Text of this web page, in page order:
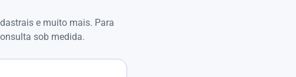
e muito mais. Para
sob medida.